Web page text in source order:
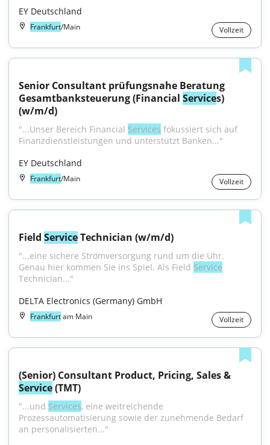
EY Deutschland
Frankfurt/Main Vollzeit
Senior Consultant prüfungsnahe Beratung
Gesamtbanksteuerung (Financial Services)
(w/m/d)
"...Unser Bereich Financial Services fokussiert sich auf
Finanzdienstleistungen und unterstützt Banken..."
EY Deutschland
Frankfurt/Main Vollzeit
Field Service Technician (w/m/d)
"...eine sichere Stromversorgung rund um die Uhr.
Genau hier kommen Sie ins Spiel. Als Field Service
Technician..."
DELTA Electronics (Germany) GmbH
Frankfurtam Main Vollzeit
Service (TMT)
"...und Services, eine weitreichende
Prozessautomatisierung sowie der zunehmende Bedarf
an personalisierten..."